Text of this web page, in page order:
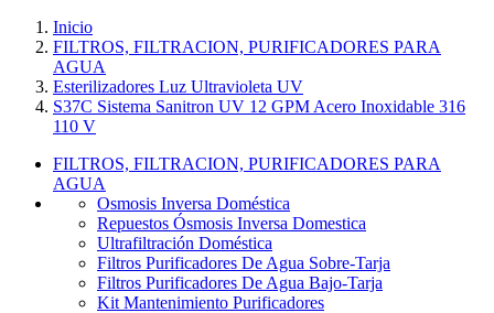
Inicio
FILTROS, FILTRACION, PURIFICADORES PARA
AGUA
Esterilizadores Luz Ultravioleta UV
S37C Sistema Sanitron UV 12 GPM Acero Inoxidable 316
110 V
FILTROS, FILTRACION, PURIFICADORES PARA
AGUA
Osmosis Inversa Doméstica
Repuestos Ósmosis Inversa Domestica
Ultrafiltración Doméstica
Filtros Purificadores De Agua Sobre-Tarja
Filtros Purificadores De Agua Bajo-Tarja
Kit Mantenimiento Purificadores